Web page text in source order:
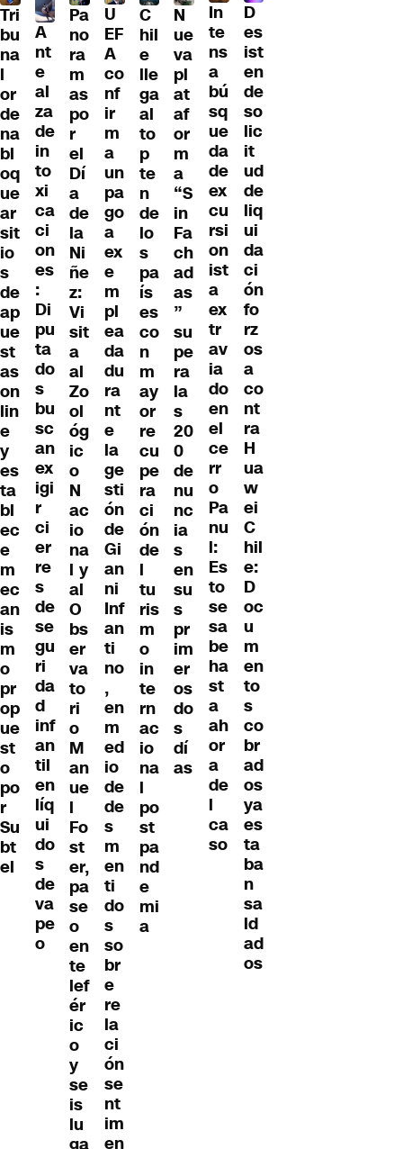
Tri
bu
na
l
or
de
na
bl
oq
ue
ar
sit
io
s
de
ap
ue
st
as
on
lin
e
y
es
ta
bl
ec
e
m
ec
an
is
m
o
pr
op
ue
st
o
po
r
Su
bt
el
A
nt
e
al
za
de
in
to
xi
ca
ci
on
es
:
Di
pu
ta
do
s
bu
sc
an
ex
igi
r
ci
er
re
s
de
se
gu
ri
da
d
inf
an
til
en
líq
ui
do
s
de
va
pe
o
Pa
no
ra
m
as
po
r
el
Dí
a
de
la
Ni
ñe
z:
Vi
sit
a
al
Zo
ol
óg
ic
o
N
ac
io
na
l y
al
O
bs
er
va
to
ri
o
M
an
ue
l
Fo
st
er,
pa
se
o
en
te
lef
ér
ic
o
y
se
is
lu
ga
U
EF
A
co
nf
ir
m
a
un
pa
go
a
ex
e
m
pl
ea
da
du
ra
nt
e
la
ge
sti
ón
de
Gi
an
ni
Inf
an
ti
no
,
en
m
ed
io
de
de
s
m
en
ti
do
s
so
br
e
re
la
ci
ón
se
nt
im
en
C
hil
e
lle
ga
al
to
p
te
n
de
lo
s
pa
ís
es
co
n
m
ay
or
re
cu
pe
ra
ci
ón
de
l
tu
ris
m
o
in
te
rn
ac
io
na
l
po
st
pa
nd
e
mi
a
N
ue
va
pl
at
af
or
m
a
“S
in
Fa
ch
ad
as
”
su
pe
ra
la
s
20
0
de
nu
nc
ia
s
en
su
s
pr
im
er
os
do
s
dí
as
In
te
ns
a
bú
sq
ue
da
de
ex
cu
rsi
on
ist
a
ex
tr
av
ia
do
en
el
ce
rr
o
Pa
nu
l:
Es
to
se
sa
be
ha
st
a
ah
or
a
de
l
ca
so
D
es
ist
en
de
so
lic
it
ud
de
liq
ui
da
ci
ón
fo
rz
os
a
co
nt
ra
H
ua
w
ei
C
hil
e:
D
oc
u
m
en
to
s
co
br
ad
os
ya
es
ta
ba
n
sa
ld
ad
os